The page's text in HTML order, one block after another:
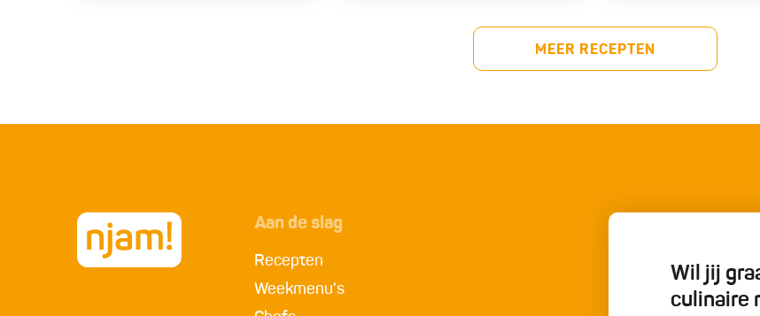
MEER RECEPTEN
Aan de slag
Recepten
Weekmenu's
Wil jij
culinaire